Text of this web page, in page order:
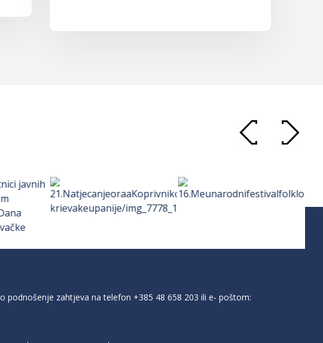
podnošenje zahtjeva na telefon +385 48 658 203 ili e- poštom: